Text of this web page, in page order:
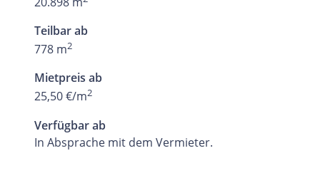
Teilbar ab
778 m2
Mietpreis ab
25,50 €/m2
Verfügbar ab
In Absprache mit dem Vermieter.